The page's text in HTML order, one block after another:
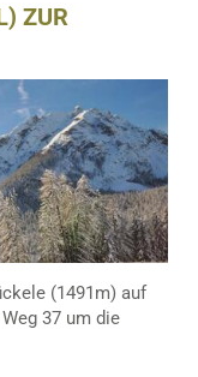
ZUR
(1491m) auf
37 um die